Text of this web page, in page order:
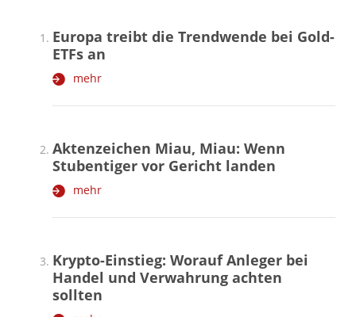
Europa treibt die Trendwende bei Gold-
ETFs an
mehr
Aktenzeichen Miau, Miau: Wenn
Stubentiger vor Gericht landen
mehr
Krypto-Einstieg: Worauf Anleger bei
Handel und Verwahrung achten
sollten